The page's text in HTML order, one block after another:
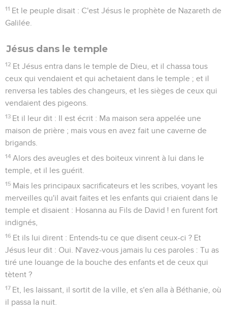
11 Et le peuple disait : C'est Jésus le prophète de Nazareth de
Galilée.
Jésus dans le temple
12 Et Jésus entra dans le temple de Dieu, et il chassa tous
ceux qui vendaient et qui achetaient dans le temple ; et il
renversa les tables des changeurs, et les sièges de ceux qui
vendaient des pigeons.
13 Et il leur dit : Il est écrit : Ma maison sera appelée une
maison de prière ; mais vous en avez fait une caverne de
brigands.
14 Alors des aveugles et des boiteux vinrent à lui dans le
temple, et il les guérit.
15 Mais les principaux sacrificateurs et les scribes, voyant les
merveilles qu'il avait faites et les enfants qui criaient dans le
temple et disaient : Hosanna au Fils de David ! en furent fort
indignés,
16 Et ils lui dirent : Entends-tu ce que disent ceux-ci ? Et
Jésus leur dit : Oui. N'avez-vous jamais lu ces paroles : Tu as
tiré une louange de la bouche des enfants et de ceux qui
tètent ?
17 Et, les laissant, il sortit de la ville, et s'en alla à Béthanie, où
il passa la nuit.